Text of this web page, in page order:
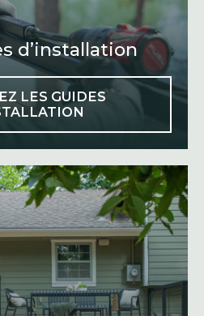
d’installation
LES GUIDES